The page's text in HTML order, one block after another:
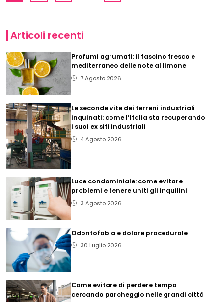
Articoli recenti
Profumi agrumati: il fascino fresco e
mediterraneo delle note al limone
7 Agosto 2026
Le seconde vite dei terreni industriali
inquinati: come l’Italia sta recuperando
i suoi ex siti industriali
4 Agosto 2026
Luce condominiale: come evitare
problemi e tenere uniti gli inquilini
3 Agosto 2026
Odontofobia e dolore procedurale
30 Luglio 2026
Come evitare di perdere tempo
cercando parcheggio nelle grandi città